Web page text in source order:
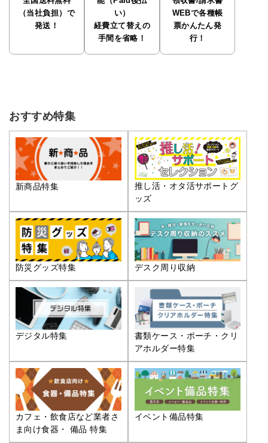
（当社負担）で
発送！
い）
経費立て替えの
手間を省略！
WEBで各種帳
票かんたん発
行！
おすすめ特集
新商品特集
推し活・オタ活サポートグ
ッズ
防災グッズ特集 デスク周り収納
デジタル特集
書類ケース・ポーチ・クリ
アホルダー特集
カフェ・飲食店など業者さ
ま向け食器・ 備品 特集
イベント備品特集